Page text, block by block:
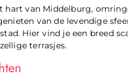
hart van Middelburg,
van de levendige
Hier vind je een breed
terrasjes.